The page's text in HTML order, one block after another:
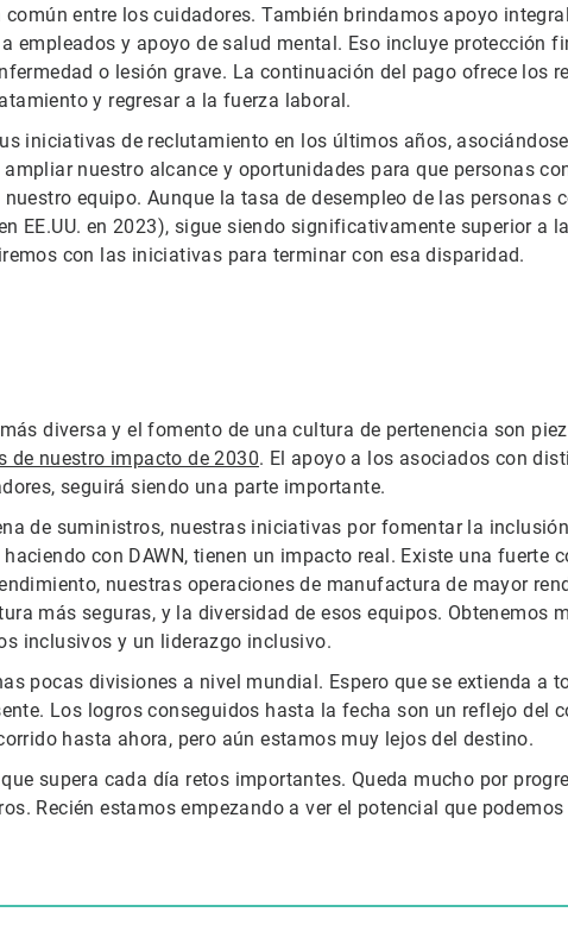
entre los cuidadores. También brindamos apoyo
empleados y apoyo de salud mental. Eso incluye protección
o lesión grave. La continuación del pago ofrece los
y regresar a la fuerza laboral.
iniciativas de reclutamiento en los últimos años,
nuestro alcance y oportunidades para que personas
equipo. Aunque la tasa de desempleo de las personas
EE.UU. en 2023), sigue siendo significativamente superior a
con las iniciativas para terminar con esa disparidad.
diversa y el fomento de una cultura de pertenencia son
de nuestro impacto de 2030. El apoyo a los asociados con
seguirá siendo una parte importante.
de suministros, nuestras iniciativas por fomentar la
con DAWN, tienen un impacto real. Existe una fuerte
nuestras operaciones de manufactura de mayor
más seguras, y la diversidad de esos equipos. Obtenemos
inclusivos y un liderazgo inclusivo.
pocas divisiones a nivel mundial. Espero que se extienda a
Los logros conseguidos hasta la fecha son un reflejo del
hasta ahora, pero aún estamos muy lejos del destino.
supera cada día retos importantes. Queda mucho por
Recién estamos empezando a ver el potencial que podemos